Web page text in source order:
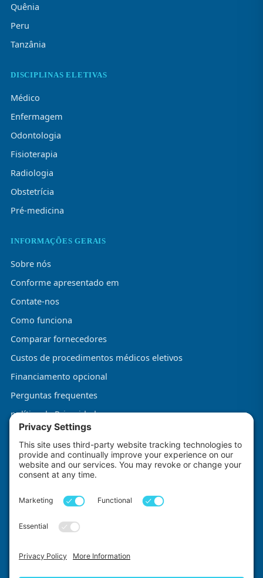
Quênia
Peru
Tanzânia
DISCIPLINAS ELETIVAS
Médico
Enfermagem
Odontologia
Fisioterapia
Radiologia
Obstetrícia
Pré-medicina
INFORMAÇÕES GERAIS
Sobre nós
Conforme apresentado em
Contate-nos
Como funciona
Comparar fornecedores
Custos de procedimentos médicos eletivos
Financiamento opcional
Perguntas frequentes
política de Privacidade
Termos e Condições
Política de Cookies